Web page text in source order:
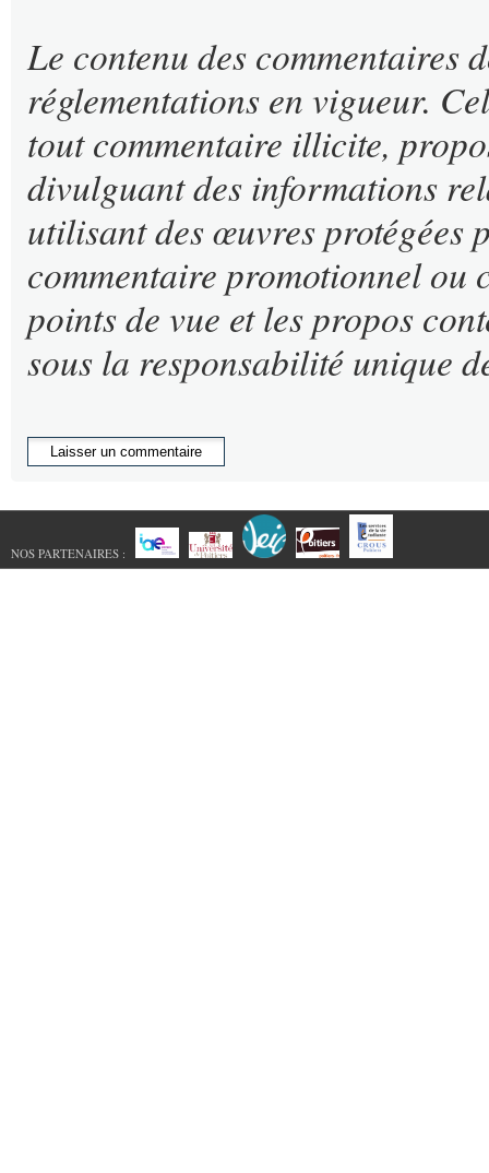
Le contenu des commentaires
réglementations en vigueur.
tout commentaire illicite,
divulguant des informations
utilisant des œuvres protégées
commentaire promotionnel ou
points de vue et les propos
sous la responsabilité unique
NOS PARTENAIRES :